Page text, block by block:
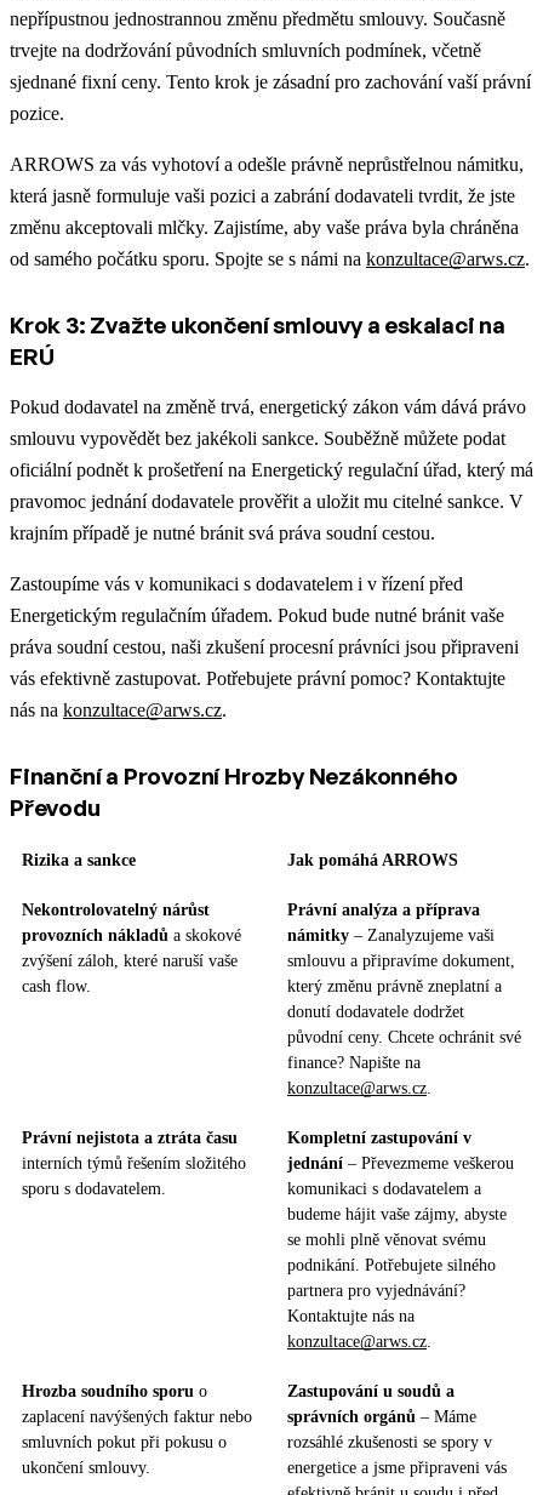
nepřípustnou jednostrannou změnu předmětu smlouvy. Současně
trvejte na dodržování původních smluvních podmínek, včetně
sjednané fixní ceny. Tento krok je zásadní pro zachování vaší právní
pozice.
ARROWS za vás vyhotoví a odešle právně neprůstřelnou námitku,
která jasně formuluje vaši pozici a zabrání dodavateli tvrdit, že jste
změnu akceptovali mlčky. Zajistíme, aby vaše práva byla chráněna
od samého počátku sporu. Spojte se s námi na konzultace@arws.cz.
Krok 3: Zvažte ukončení smlouvy a eskalaci na
ERÚ
Pokud dodavatel na změně trvá, energetický zákon vám dává právo
smlouvu vypovědět bez jakékoli sankce. Souběžně můžete podat
oficiální podnět k prošetření na Energetický regulační úřad, který má
pravomoc jednání dodavatele prověřit a uložit mu citelné sankce. V
krajním případě je nutné bránit svá práva soudní cestou.
Zastoupíme vás v komunikaci s dodavatelem i v řízení před
Energetickým regulačním úřadem. Pokud bude nutné bránit vaše
práva soudní cestou, naši zkušení procesní právníci jsou připraveni
vás efektivně zastupovat. Potřebujete právní pomoc? Kontaktujte
nás na konzultace@arws.cz.
Finanční a Provozní Hrozby Nezákonného
Převodu
Rizika a sankce Jak pomáhá ARROWS
Nekontrolovatelný nárůst
provozních nákladů a skokové
zvýšení záloh, které naruší vaše
cash flow.
Právní analýza a příprava
námitky – Zanalyzujeme vaši
smlouvu a připravíme dokument,
který změnu právně zneplatní a
donutí dodavatele dodržet
původní ceny. Chcete ochránit své
finance? Napište na
konzultace@arws.cz
Právní nejistota a ztráta času
interních týmů řešením složitého
sporu s dodavatelem.
Kompletní zastupování v
jednání – Převezmeme veškerou
komunikaci s dodavatelem a
budeme hájit vaše zájmy, abyste
se mohli plně věnovat svému
podnikání. Potřebujete silného
partnera pro vyjednávání?
Kontaktujte nás na
konzultace@arws.cz
Hrozba soudního sporu o
zaplacení navýšených faktur nebo
smluvních pokut při pokusu o
ukončení smlouvy.
Zastupování u soudů a
správních orgánů – Máme
rozsáhlé zkušenosti se spory v
energetice a jsme připraveni vás